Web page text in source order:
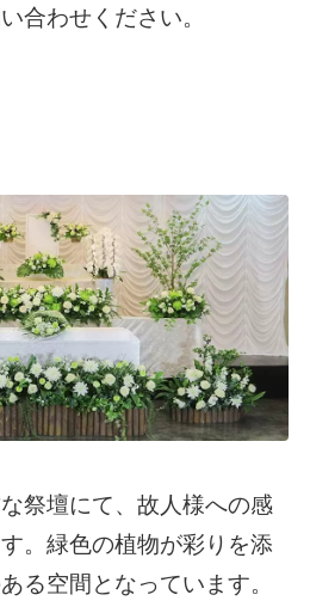
合わせください。
祭壇にて、故人様への感
。緑色の植物が彩りを添
る空間となっています。